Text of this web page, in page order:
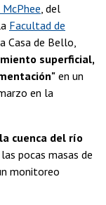
McPhee , del
Facultad de
Casa de Bello,
superficial,
en un
en la
cuenca del río
las pocas masas de
monitoreo